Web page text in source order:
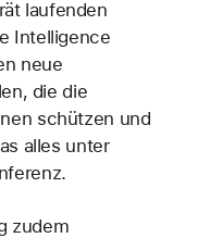
laufenden
Intelligence
neue
die die
schützen und
alles unter
zudem